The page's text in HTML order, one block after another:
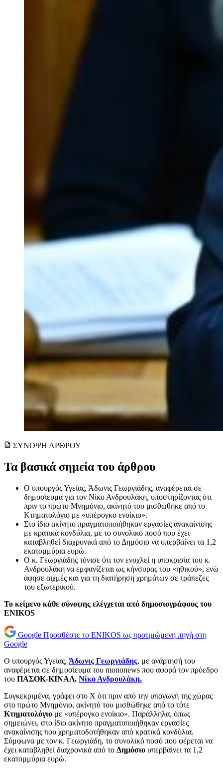
ΣΥΝΟΨΗ ΑΡΘΡΟΥ
Τα βασικά σημεία του άρθρου
Ο υπουργός Υγείας, Άδωνις Γεωργιάδης, αναφέρεται σε
δημοσίευμα για τον Νίκο Ανδρουλάκη, υποστηρίζοντας ότι
πριν το πρώτο Μνημόνιο, ακίνητό του μισθώθηκε από το
Κτηματολόγιο με «υπέρογκο ενοίκιο».
Στο ίδιο ακίνητο πραγματοποιήθηκαν εργασίες ανακαίνισης
με κρατικά κονδύλια, με το συνολικό ποσό που έχει
καταβληθεί διαχρονικά από το Δημόσιο να υπερβαίνει τα 1,2
εκατομμύρια ευρώ.
Ο κ. Γεωργιάδης τόνισε ότι τον ενοχλεί η υποκρισία του κ.
Ανδρουλάκη να εμφανίζεται ως κήνσορας του «ηθικού», ενώ
άφησε αιχμές και για τη διατήρηση χρημάτων σε τράπεζες
του εξωτερικού.
Το κείμενο κάθε σύνοψης ελέγχεται από δημοσιογράφους του
ENIKOS
Google Προσθέστε το ENIKOS ως προτιμώμενη πηγή στη
Google
Ο υπουργός Υγείας, Άδωνις Γεωργιάδης, με ανάρτησή του
αναφέρεται σε δημοσίευμα του mononews που αφορά τον πρόεδρο
του ΠΑΣΟΚ-ΚΙΝΑΛ, Νίκο Ανδρουλάκη.
Συγκεκριμένα, γράφει στο X ότι πριν από την υπαγωγή της χώρας
στο πρώτο Μνημόνιο, ακίνητό του μισθώθηκε από το τότε
Κτηματολόγιο με «υπέρογκο ενοίκιο». Παράλληλα, όπως
σημειώνει, στο ίδιο ακίνητο πραγματοποιήθηκαν εργασίες
ανακαίνισης που χρηματοδοτήθηκαν από κρατικά κονδύλια.
Σύμφωνα με τον κ. Γεωργιάδη, το συνολικό ποσό που φέρεται να
έχει καταβληθεί διαχρονικά από το Δημόσιο υπερβαίνει τα 1,2
εκατομμύρια ευρώ.